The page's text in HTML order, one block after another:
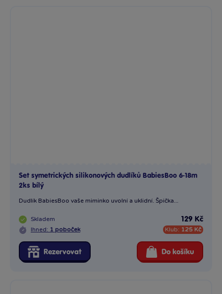
Set symetrických silikonových dudlíků BabiesBoo 6-18m
2ks bílý
Dudlík BabiesBoo vaše miminko uvolní a uklidní. Špička...
Skladem
Ihned: 1 poboček
129 Kč
Klub: 125 Kč
Rezervovat Do košíku